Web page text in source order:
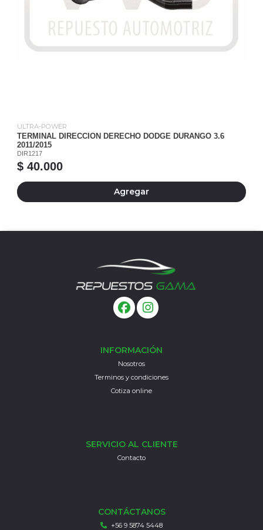
ULTRA-POWER
TERMINAL DIRECCION DERECHO DODGE DURANGO 3.6
2011/2015
DIR1217
$ 40.000
Agregar
INFORMACIÓN
Nosotros
Terminos y condiciones
Cotiza online
SERVICIO AL CLIENTE
Contacto
CONTÁCTANOS
+56 9 5874 5448